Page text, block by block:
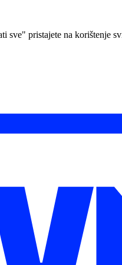
sve" pristajete na korištenje